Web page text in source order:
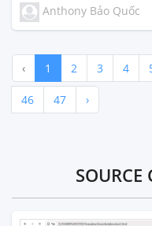
Anthony Bảo Quốc
‹ 1 2 3 4
46 47 ›